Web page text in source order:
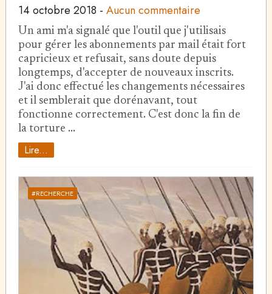
14 octobre 2018 - Aucun commentaire
Un ami m'a signalé que l'outil que j'utilisais
pour gérer les abonnements par mail était fort
capricieux et refusait, sans doute depuis
longtemps, d'accepter de nouveaux inscrits.
J'ai donc effectué les changements nécessaires
et il semblerait que dorénavant, tout
fonctionne correctement. C'est donc la fin de
la torture …
Lire...
#RECHERCHE